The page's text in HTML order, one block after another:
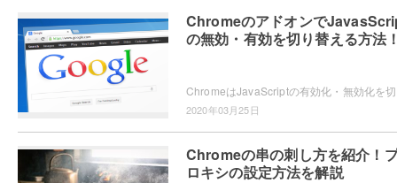
Chromeのアドオンで
の無効・有効を切り替える方法
2020年03月25日
Chromeの串の刺し方を紹介！
ロキシの設定方法を解説